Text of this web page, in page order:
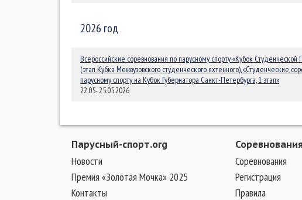
2026 год
Всероссийские соревнования по парусному спорту «Кубок Студенческой
(этап Кубка Межвузовского студенческого яхтенного), «Студенческие
парусному спорту на Кубок Губернатора Санкт-Петербурга, 1 этап»
22.05- 25.05.2026
Парусный-спорт.org
Новости
Премия «Золотая Мочка» 2025
Контакты
Соревнования
Регистрация
Правила